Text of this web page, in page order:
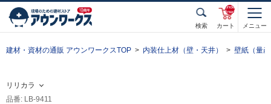
検索 カート
unde
fined
メニュー
建材・資材の通販 アウンワークスTOP 内装仕上材（壁・天井） 壁紙（量
リリカラ
品番: LB-9411